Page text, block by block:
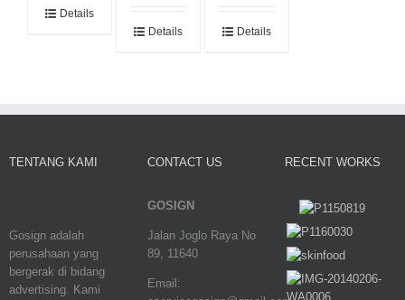
Details
Details Details
TENTANG KAMI
Gosign adalah
perusahaan yang
bergerak di bidang
advertising. Kami
CONTACT US
GOSIGN
Jalan Joglo Raya No
89, 11640
Email:
RECENT WORKS